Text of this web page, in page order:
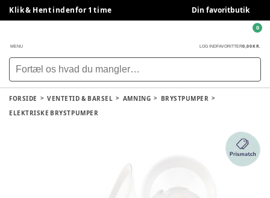
Klik & Hent indenfor 1 time Din favoritbutik
MENU LOG INDFAVORITTER0,00 KR.
0
FORSIDE VENTETID & BARSEL AMNING
BRYSTPUMPER
ELEKTRISKE BRYSTPUMPER